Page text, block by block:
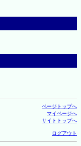
ページトップへ
マイページへ
サイトトップへ
ログアウト